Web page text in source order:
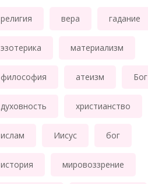
религия вера гадание
эзотерика материализм
философия атеизм Бог
духовность христианство
ислам Иисус бог
история мировоззрение